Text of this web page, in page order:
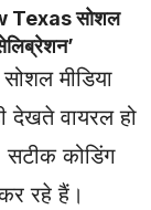
Texas सोशल
मीडिया
देखते वायरल हो
सटीक कोडिंग
रहे हैं।